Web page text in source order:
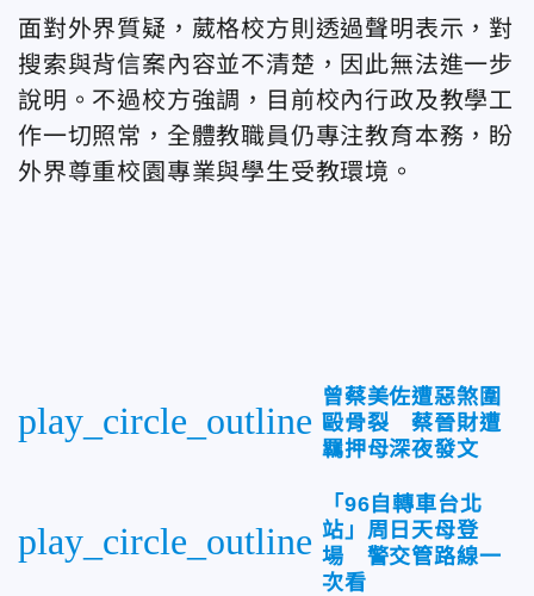
面對外界質疑，葳格校方則透過聲明表示，對
搜索與背信案內容並不清楚，因此無法進一步
說明。不過校方強調，目前校內行政及教學工
作一切照常，全體教職員仍專注教育本務，盼
外界尊重校園專業與學生受教環境。
play_circle_outline
曾蔡美佐遭惡煞圍
毆骨裂 蔡晉財遭
羈押母深夜發文
play_circle_outline
「96自轉車台北
站」周日天母登
場 警交管路線一
次看